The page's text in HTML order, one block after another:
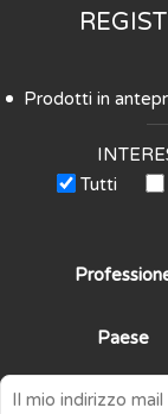
Prodotti in
Tutti
Paese